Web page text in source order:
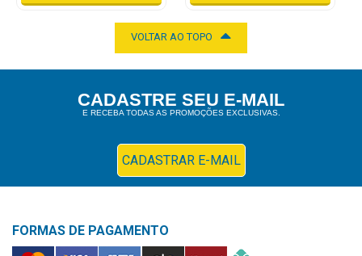
e
Monitores
VOLTAR AO TOPO
CADASTRE SEU E-MAIL
E RECEBA TODAS AS PROMOÇÕES EXCLUSIVAS.
CADASTRAR E-MAIL
FORMAS DE PAGAMENTO